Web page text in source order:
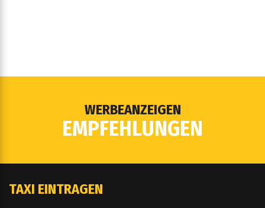
WERBEANZEIGEN
EMPFEHLUNGEN
TAXI EINTRAGEN